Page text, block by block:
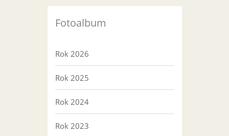
Fotoalbum
Rok 2026
Rok 2025
Rok 2024
Rok 2023